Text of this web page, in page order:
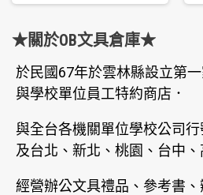
★關於OB文具倉庫★
於民國67年於雲林縣設立第
與學校單位員工特約商店．
與全台各機關單位學校公司
及台北、新北、桃園、台中、
經營辦公文具禮品、參考書